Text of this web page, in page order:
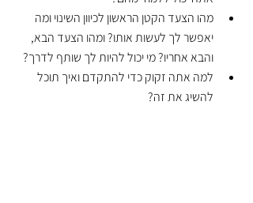
מהו הצעד הקטן הראשון לכיוון השינוי ומה
יאפשר לך לעשות אותו? ומהו הצעד הבא,
והבא אחריו? מי יכול להיות לך שותף לדרך?
למה אתה זקוק כדי להתקדם ואיך תוכל
להשיג את זה?